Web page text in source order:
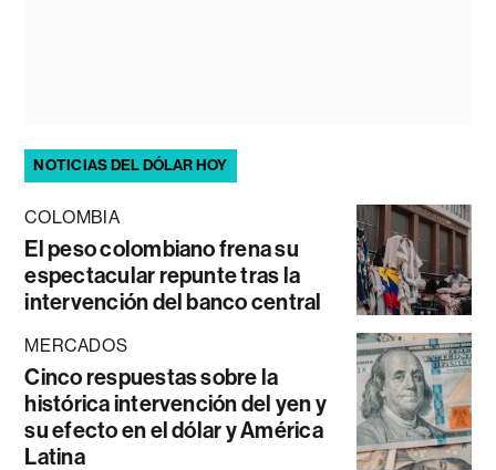
NOTICIAS DEL DÓLAR HOY
COLOMBIA
El peso colombiano frena su
espectacular repunte tras la
intervención del banco central
MERCADOS
Cinco respuestas sobre la
histórica intervención del yen y
su efecto en el dólar y América
Latina